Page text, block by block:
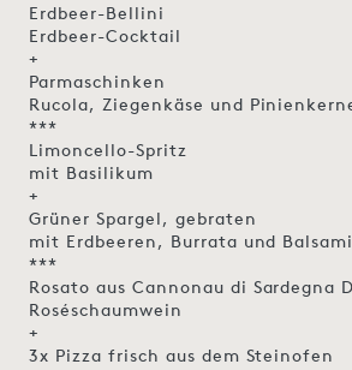
Erdbeer-Bellini
Erdbeer-Cocktail
+
Parmaschinken
Rucola, Ziegenkäse und
***
Limoncello-Spritz
mit Basilikum
+
Grüner Spargel, gebraten
mit Erdbeeren, Burrata und
***
Rosato aus Cannonau di Sardegna
Roséschaumwein
+
3x Pizza frisch aus dem Steinofen